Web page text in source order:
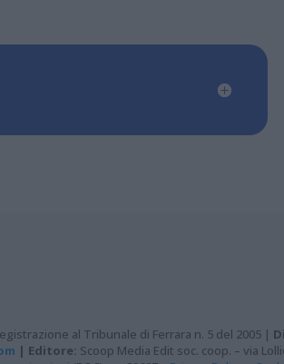
al Tribunale di Ferrara n. 5 del 2005 |
| Editore: Scoop Media Edit soc. coop. – via